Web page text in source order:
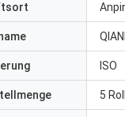
ISO
5